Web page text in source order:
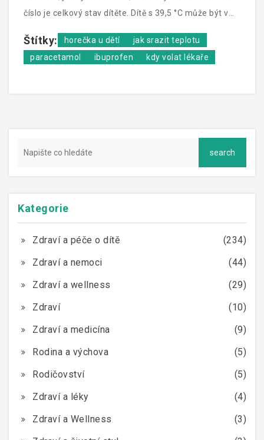
číslo je celkový stav dítěte. Dítě s 39,5 °C může být v
nechce pít.
Štítky: horečka u dětí
jak srazit teplotu
paracetamol
ibuprofen kdy volat lékaře
Kategorie
Zdraví a péče o dítě
(234)
Zdraví a nemoci
(44)
Zdraví a wellness
(29)
Zdraví
(10)
Zdraví a medicína
(9)
Rodina a výchova
(5)
Rodičovství
(5)
Zdraví a léky
(4)
Zdraví a Wellness
(3)